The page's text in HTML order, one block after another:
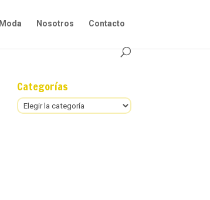
Moda Nosotros Contacto
Categorías
Categorías